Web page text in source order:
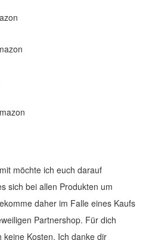
möchte ich euch darauf
sich bei allen Produkten um
daher im Falle eines Kaufs
Partnershop. Für dich
Kosten. Ich danke dir